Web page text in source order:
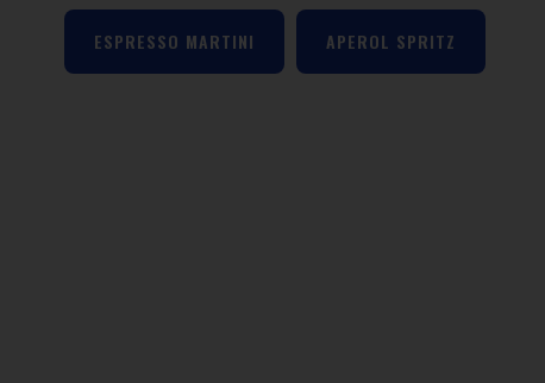
ESPRESSO MARTINI APEROL SPRITZ